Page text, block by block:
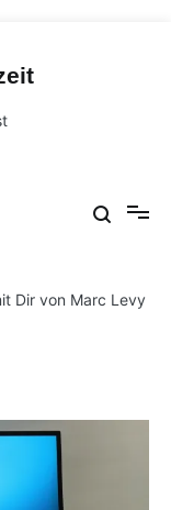
Dir von Marc Levy